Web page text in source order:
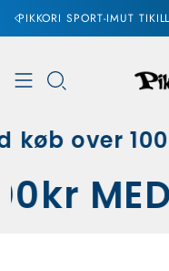
PIKKORI SPORT-IMUT
over